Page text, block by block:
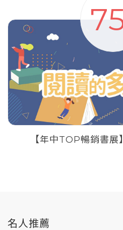
【年中TOP暢銷書
名人推薦